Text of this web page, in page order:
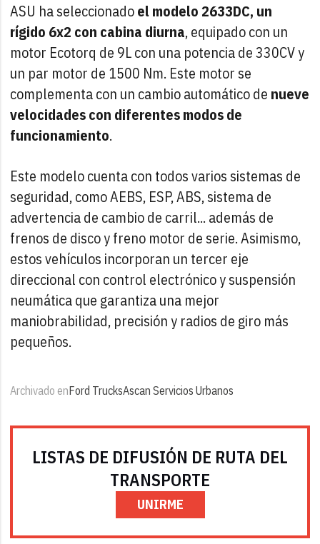
ASU ha seleccionadoel modelo 2633DC, un
rígido 6x2 con cabina diurna, equipado con un
motor Ecotorq de 9L con una potencia de 330CV y
un par motor de 1500 Nm. Este motor se
complementa con un cambio automático de nueve
velocidades con diferentes modos de
funcionamiento.
Este modelo cuenta con todos varios sistemas de
seguridad, como AEBS, ESP, ABS, sistema de
advertencia de cambio de carril... además de
frenos de disco y freno motor de serie. Asimismo,
estos vehículos incorporan un tercer eje
direccional con control electrónico y suspensión
neumática que garantiza una mejor
maniobrabilidad, precisión y radios de giro más
pequeños.
Archivado enFord TrucksAscan Servicios Urbanos
LISTAS DE DIFUSIÓN DE RUTA DEL
TRANSPORTE
UNIRME